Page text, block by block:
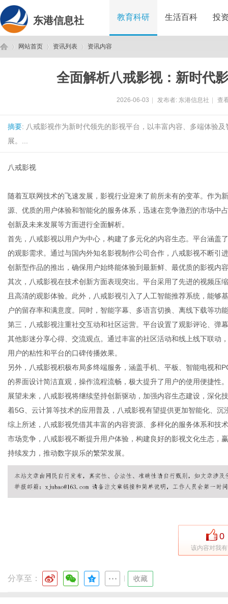
东港信息社 教育科研 生活百科 投
网站首页 资讯列表 资讯内容
全面解析八戒影视：新时代
2026-06-03 发布者: 东港信息社 查
摘要: 八戒影视作为新时代领先的影视平台，以丰富内容、多端体验
展。...
八戒影视
随着互联网技术的飞速发展，影视行业迎来了前所未有的变革。作为
源、优质的用户体验和智能化的服务体系，迅速在竞争激烈的市场中
创新及未来发展等方面进行全面解析。
首先，八戒影视以用户为中心，构建了多元化的内容生态。平台涵盖
的观影需求。通过与国内外知名影视制作公司合作，八戒影视不断引
创新型作品的推出，确保用户始终能体验到最新鲜、最优质的影视内
其次，八戒影视在技术创新方面表现突出。平台采用了先进的视频压
且高清的观影体验。此外，八戒影视引入了人工智能推荐系统，能
户的留存率和满意度。同时，智能字幕、多语言切换、离线下载等功
第三，八戒影视注重社交互动和社区运营。平台设置了观影评论、弹
其他影迷分享心得、交流观点。通过丰富的社区活动和线上线下联动
用户的粘性和平台的口碑传播效果。
另外，八戒影视积极布局多终端服务，涵盖手机、平板、智能电视和
的界面设计简洁直观，操作流程流畅，极大提升了用户的使用便捷性。
展望未来，八戒影视将继续坚持创新驱动，加强内容生态建设，深化
着5G、云计算等技术的应用普及，八戒影视有望提供更加智能化、
综上所述，八戒影视凭借其丰富的内容资源、多样化的服务体系和技
市场竞争，八戒影视不断提升用户体验，构建良好的影视文化生态，
持续发力，推动数字娱乐的繁荣发展。
0
该内容对我
分享至： 收藏